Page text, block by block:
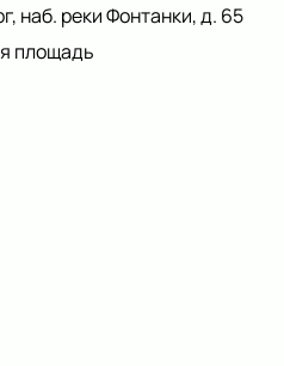
наб. реки Фонтанки, д. 65
площадь